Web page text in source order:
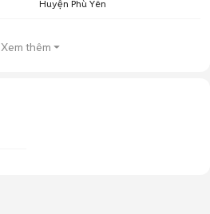
Huyện Phù Yên
Xem thêm